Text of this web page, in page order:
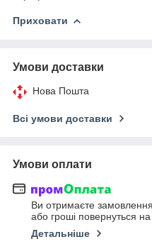
Приховати
Умови доставки
Нова Пошта
Всі умови доставки
Умови оплати
Ви отримаєте замовлення
або гроші повернуться
Детальніше